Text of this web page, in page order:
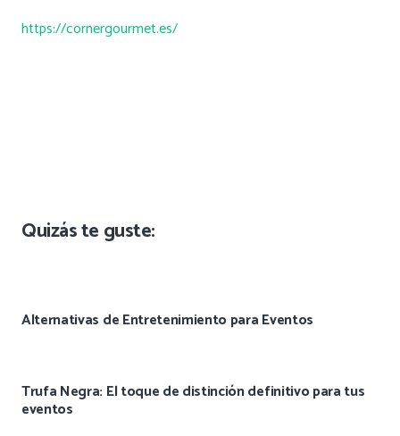
https://cornergourmet.es/
Quizás te guste:
Alternativas de Entretenimiento para Eventos
Trufa Negra: El toque de distinción definitivo para tus
eventos